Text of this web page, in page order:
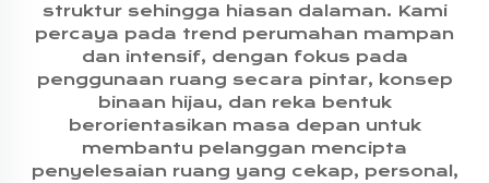
struktur sehingga hiasan dalaman. Kami
percaya pada trend perumahan mampan
dan intensif, dengan fokus pada
penggunaan ruang secara pintar, konsep
binaan hijau, dan reka bentuk
berorientasikan masa depan untuk
membantu pelanggan mencipta
penyelesaian ruang yang cekap, personal,